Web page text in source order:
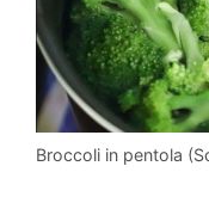
Broccoli in pentola